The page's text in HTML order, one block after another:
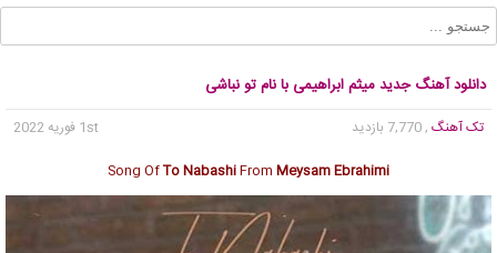
دانلود آهنگ جدید میثم ابراهیمی با نام تو نباشی
تک آهنگ , 7,770 بازدید
1st فوریه 2022
Song OfTo NabashiFrom Meysam Ebrahimi